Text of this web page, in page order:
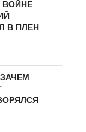
ВОЙНЕ
В ПЛЕН